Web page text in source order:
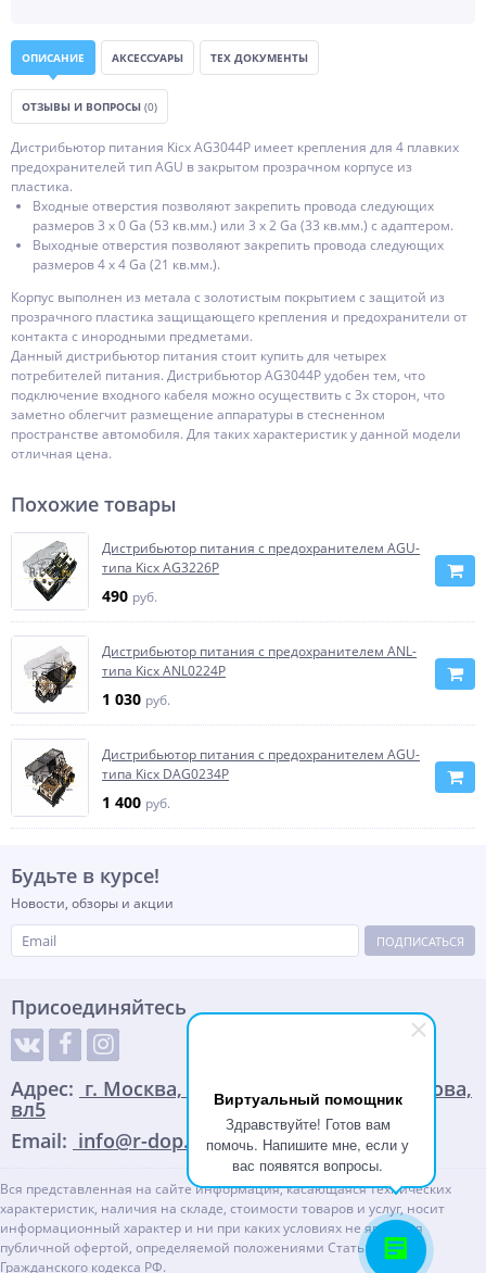
Виртуальный помощник
Здравствуйте! Готов вам
помочь. Напишите мне, если у
вас появятся вопросы.
ОПИСАНИЕ АКСЕССУАРЫ ТЕХ ДОКУМЕНТЫ
ОТЗЫВЫ И ВОПРОСЫ (0)
Дистрибьютор питания Kicx AG3044P имеет крепления для 4 плавких
предохранителей тип AGU в закрытом прозрачном корпусе из
пластика.
Входные отверстия позволяют закрепить провода следующих
размеров 3 х 0 Ga (53 кв.мм.) или 3 х 2 Ga (33 кв.мм.) с адаптером.
Выходные отверстия позволяют закрепить провода следующих
размеров 4 х 4 Ga (21 кв.мм.).
Корпус выполнен из метала с золотистым покрытием с защитой из
прозрачного пластика защищающего крепления и предохранители от
контакта с инородными предметами.
Данный дистрибьютор питания стоит купить для четырех
потребителей питания. Дистрибьютор AG3044P удобен тем, что
подключение входного кабеля можно осуществить с 3х сторон, что
заметно облегчит размещение аппаратуры в стесненном
пространстве автомобиля. Для таких характеристик у данной модели
отличная цена.
Похожие товары
Дистрибьютор питания с предохранителем AGU-
типа Kicx AG3226P
490 руб.
Дистрибьютор питания с предохранителем ANL-
типа Kicx ANL0224P
1 030 руб.
Дистрибьютор питания с предохранителем AGU-
типа Kicx DAG0234P
1 400 руб.
Будьте в курсе!
Новости, обзоры и акции
ПОДПИСАТЬСЯ
Присоединяйтесь
Адрес: г. Москва, улица Адмирала Корнилова,
вл5
Email: info@r-dop.ru
Вся представленная на сайте информация, касающаяся технических
характеристик, наличия на складе, стоимости товаров и услуг, носит
информационный характер и ни при каких условиях не является
публичной офертой, определяемой положениями Статьи 437(2)
Гражданского кодекса РФ.